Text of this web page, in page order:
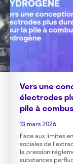
Vers une
électrodes
pile à
13 mars 2026
Face aux limites
sociales de
la pression
substances